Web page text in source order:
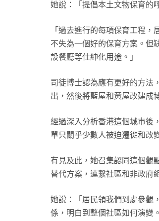
她說：「提倡本土文物保育的
「過去進行的每項保育工程
不失為一個好的保育方案。但
設餐廳等仕紳化用途。」
司徒博士認為應有更好的方法
出，然後將藍屋和黃屋改建成
經過深入分析香港這個城市後
單只關乎少數人被迫遷徙和改
有見及此，她召集認同這個觀
替代方案，連繫社區和非政府
她說：「居民領我們到處參觀
係，明白到整個社區如何演變